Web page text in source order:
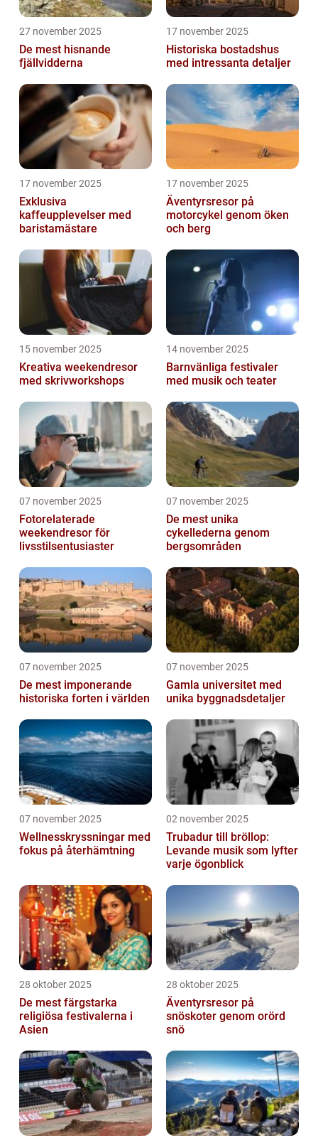
27 november 2025
De mest hisnande
fjällvidderna
17 november 2025
Historiska bostadshus
med intressanta detaljer
17 november 2025
Exklusiva
kaffeupplevelser med
baristamästare
17 november 2025
Äventyrsresor på
motorcykel genom öken
och berg
15 november 2025
Kreativa weekendresor
med skrivworkshops
14 november 2025
Barnvänliga festivaler
med musik och teater
07 november 2025
Fotorelaterade
weekendresor för
livsstilsentusiaster
07 november 2025
De mest unika
cykellederna genom
bergsområden
07 november 2025
De mest imponerande
historiska forten i världen
07 november 2025
Gamla universitet med
unika byggnadsdetaljer
07 november 2025
Wellnesskryssningar med
fokus på återhämtning
02 november 2025
Trubadur till bröllop:
Levande musik som lyfter
varje ögonblick
28 oktober 2025
De mest färgstarka
religiösa festivalerna i
Asien
28 oktober 2025
Äventyrsresor på
snöskoter genom orörd
snö